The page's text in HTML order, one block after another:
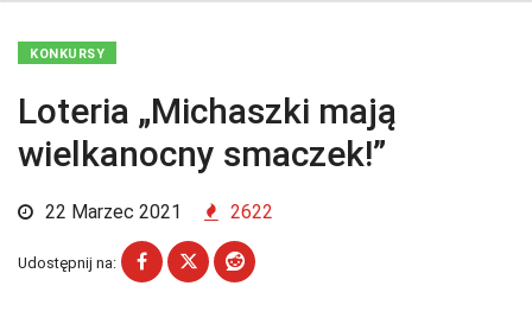
KONKURSY
Loteria „Michaszki mają
wielkanocny smaczek!”
22 Marzec 2021 2622
Udostępnij na: